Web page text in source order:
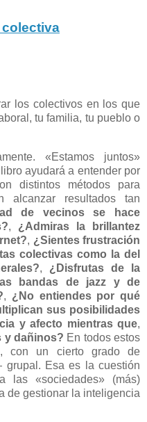
los colectivos en los que
tu familia, tu pueblo o
«Estamos juntos»
ayudará a entender por
distintos métodos para
alcanzar resultados tan
de vecinos se hace
, ¿Admiras la brillantez
, ¿Sientes frustración
colectivas como la del
, ¿Disfrutas de la
bandas de jazz y de
, ¿No entiendes por qué
sus posibilidades
y afecto mientras que,
y dañinos? En todos estos
con un cierto grado de
Esa es la cuestión
las «sociedades» (más)
de gestionar la inteligencia